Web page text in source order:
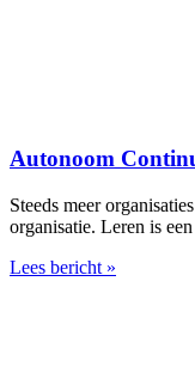
Autonoom
Steeds meer
organisatie. Leren is
Lees bericht »